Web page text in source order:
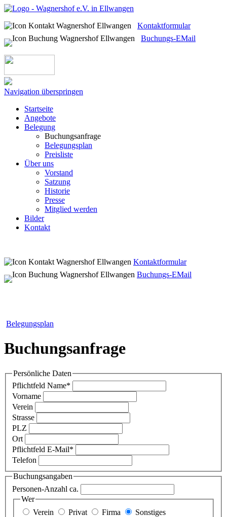
Kontaktformular
Buchungs-EMail
Navigation überspringen
Startseite
Angebote
Belegung
Buchungsanfrage
Belegungsplan
Preisliste
Über uns
Vorstand
Satzung
Historie
Presse
Mitglied werden
Bilder
Kontakt
Kontaktformular
Buchungs-EMail
Belegungsplan
Buchungsanfrage
Persönliche Daten
Pflichtfeld Name*
Vorname
Verein
Strasse
PLZ
Ort
Pflichtfeld E-Mail*
Telefon
Buchungsangaben
Personen-Anzahl ca.
Wer
Verein
Privat Firma
Sonstiges